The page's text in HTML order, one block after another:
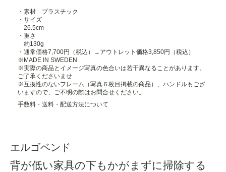
・素材 プラスチック
・サイズ
26.5cm
・重さ
約130g
・通常価格7,700円（税込）→アウトレット価格3,850円（税込）
※MADE IN SWEDEN
※実際の商品とイメージ写真の色合いは若干異なることがあります。
ご了承くださいませ
※互換性のないフレーム（写真６枚目掲載の商品）、ハンドルもござ
いますので、ご不明の際はお問合せください。
手数料・送料・配送方法について
エルゴベンド
背が低い家具の下もかがまずに掃除する